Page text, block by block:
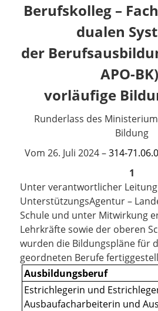
Berufskolleg –
dualen
der
APO-
vorläufige
Runderlass des
Bildung
Vom 26. Juli 2024 –314-
1
Unter verantwortlicher
UnterstützungsAgentur –
Schule und unter Mitwirkung
Lehrkräfte sowie der oberen
wurden die Bildungspläne für
geordneten Berufe
Ausbildungsberuf
Estrichlegerin und
Ausbaufacharbeiterin und